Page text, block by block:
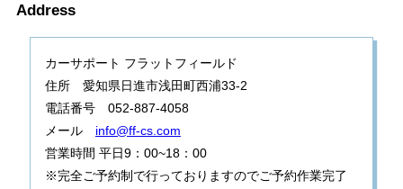
Address
カーサポート フラットフィールド
住所 愛知県日進市浅田町西浦33-2
電話番号 052-887-4058
メール info@ff-cs.com
営業時間 平日9：00~18：00
※完全ご予約制で行っておりますのでご予約作業完了